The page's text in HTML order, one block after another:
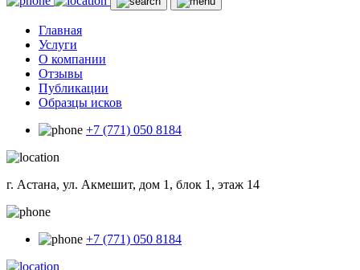
Главная
Услуги
О компании
Отзывы
Публикации
Образцы исков
+7 (771) 050 8184
г. Астана, ул. Акмешит, дом 1, блок 1, этаж 14
+7 (771) 050 8184